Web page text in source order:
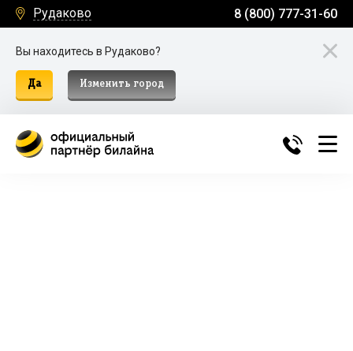
Рудаково 8 (800) 777-31-60
Вы находитесь в Рудаково?
Да Изменить город